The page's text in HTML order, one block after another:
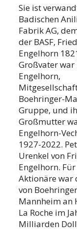
Sie ist
Badischen
Fabrik AG,
der BASF,
Engelhorn
Großvater war
Engelhorn,
Boehringer-
Gruppe, und
Großmutter
Engelhorn-
1927-2022.
Urenkel von
Engelhorn.
Aktionäre war
von
Mannheim an
La Roche im
Milliarden